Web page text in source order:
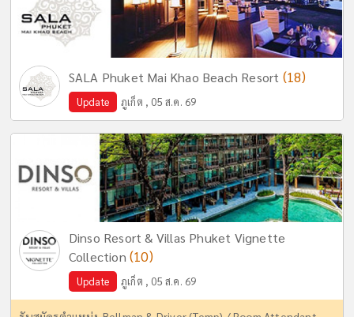
SALA Phuket Mai Khao Beach Resort (18)
Update ภูเก็ต , 05 ส.ค. 69
Dinso Resort & Villas Phuket Vignette
Collection (10)
Update ภูเก็ต , 05 ส.ค. 69